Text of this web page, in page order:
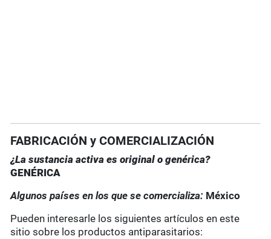
FABRICACIÓN y COMERCIALIZACIÓN
¿La sustancia activa es original o genérica?
GENÉRICA
Algunos países en los que se comercializa: México
Pueden interesarle los siguientes artículos en este
sitio sobre los productos antiparasitarios: